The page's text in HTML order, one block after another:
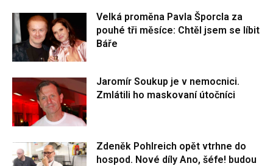
Velká proměna Pavla Šporcla za
pouhé tři měsíce: Chtěl jsem se líbit
Báře
Jaromír Soukup je v nemocnici.
Zmlátili ho maskovaní útočníci
Zdeněk Pohlreich opět vtrhne do
hospod. Nové díly Ano, šéfe! budou